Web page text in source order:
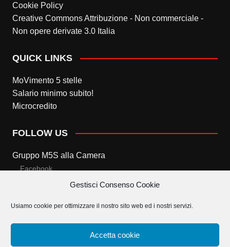
Gestisci Consenso Cookie
Usiamo cookie per ottimizzare il nostro sito web ed i nostri servizi.
Accetta cookie
Cookie Policy
Creative Commons Attribuzione - Non commerciale -
Non opere derivate 3.0 Italia
QUICK LINKS
MoVimento 5 stelle
Salario minimo subito!
Microcredito
FOLLOW US
Gruppo M5S alla Camera
Facebook